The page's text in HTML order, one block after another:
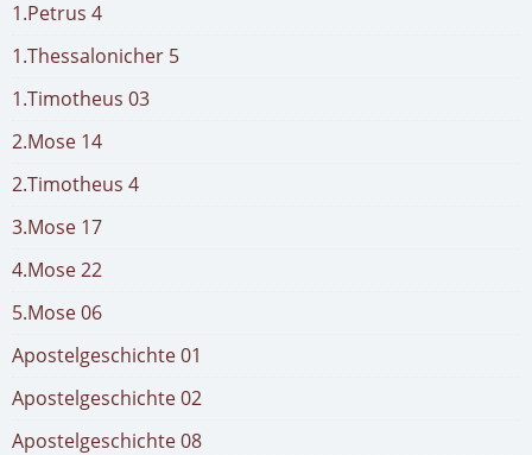
1.Petrus 4
1.Thessalonicher 5
1.Timotheus 03
2.Mose 14
2.Timotheus 4
3.Mose 17
4.Mose 22
5.Mose 06
Apostelgeschichte 01
Apostelgeschichte 02
Apostelgeschichte 08